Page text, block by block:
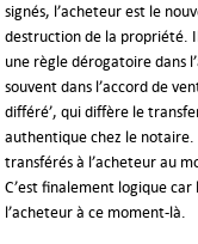
signés, l’acheteur est le
destruction de la propriété.
une règle dérogatoire dans
souvent dans l’accord de
différé’, qui diffère le
authentique chez le notaire.
transférés à l’acheteur au
C’est finalement logique
l’acheteur à ce moment-là.